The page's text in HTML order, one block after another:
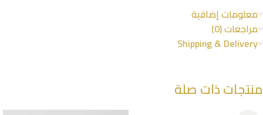
معلومات إضافية
مراجعات (0)
Shipping & Delivery
منتجات ذات صلة